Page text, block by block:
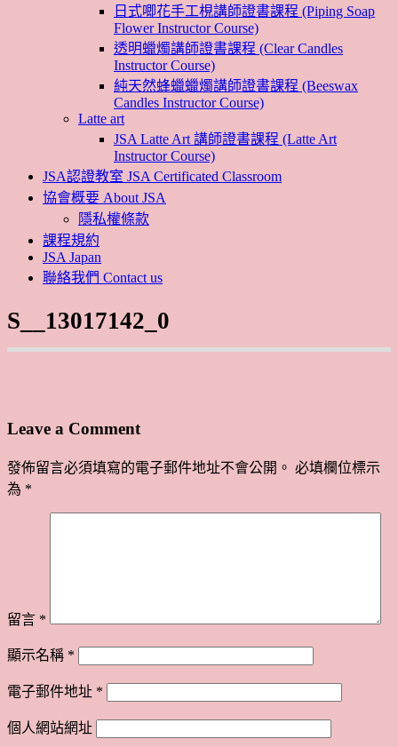
日式唧花手工梘講師證書課程 (Piping Soap
Flower Instructor Course)
透明蠟燭講師證書課程 (Clear Candles
Instructor Course)
純天然蜂蠟蠟燭講師證書課程 (Beeswax
Candles Instructor Course)
Latte art
JSA Latte Art 講師證書課程 (Latte Art
Instructor Course)
JSA認證教室 JSA Certificated Classroom
協會概要 About JSA
隱私權條款
課程規約
JSA Japan
聯絡我們 Contact us
S__13017142_0
Leave a Comment
發佈留言必須填寫的電子郵件地址不會公開。 必填欄位標示
為 *
留言 *
顯示名稱 *
電子郵件地址 *
個人網站網址